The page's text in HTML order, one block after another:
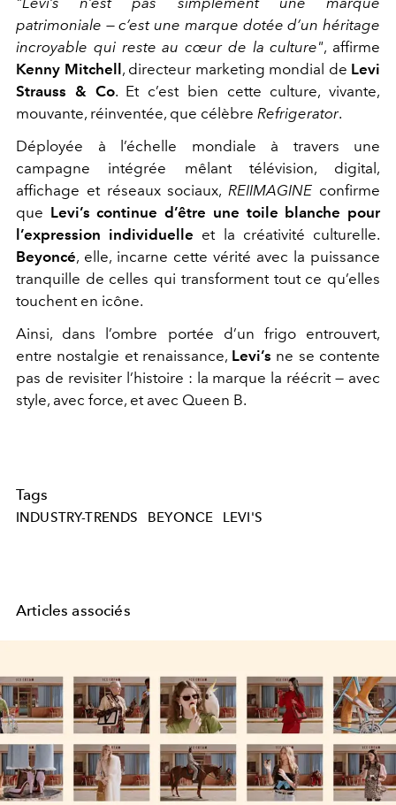
patrimoniale — c’est une marque dotée d’un héritage
incroyable qui reste au cœur de la culture", affirme
Kenny Mitchell , directeur marketing mondial de Levi
Strauss & Co. Et c’est bien cette culture, vivante,
mouvante, réinventée, que célèbre Refrigerator.
Déployée à l’échelle mondiale à travers une
campagne intégrée mêlant télévision, digital,
affichage et réseaux sociaux,REIIMAGINE confirme
que Levi’s continue d’être une toile blanche pour
l’expression individuelle et la créativité culturelle.
Beyoncé, elle, incarne cette vérité avec la puissance
tranquille de celles qui transforment tout ce qu’elles
touchent en icône.
Ainsi, dans l’ombre portée d’un frigo entrouvert,
entre nostalgie et renaissance, Levi’s ne se contente
pas de revisiter l’histoire : la marque la réécrit — avec
style, avec force, et avec Queen B.
Tags
INDUSTRY-TRENDS BEYONCE LEVI'S
Articles associés